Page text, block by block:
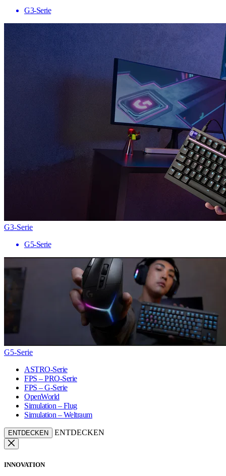
G3-Serie
G3-Serie
G5-Serie
G5-Serie
ASTRO-Serie
FPS – PRO-Serie
FPS – G-Serie
OpenWorld
Simulation – Flug
Simulation – Weltraum
ENTDECKEN ENTDECKEN
INNOVATION